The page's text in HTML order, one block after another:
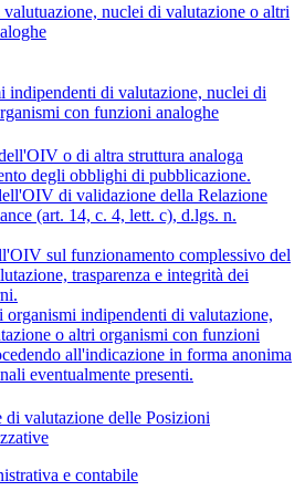
nuclei di valutazione o altri
indipendenti di valutazione, nuclei di
con funzioni analoghe
o di altra struttura analoga
degli obblighi di pubblicazione.
di validazione della Relazione
(art. 14, c. 4, lett. c), d.lgs. n.
sul funzionamento complessivo del
trasparenza e integrità dei
indipendenti di valutazione,
o altri organismi con funzioni
all'indicazione in forma anonima
eventualmente presenti.
di valutazione delle Posizioni
e contabile